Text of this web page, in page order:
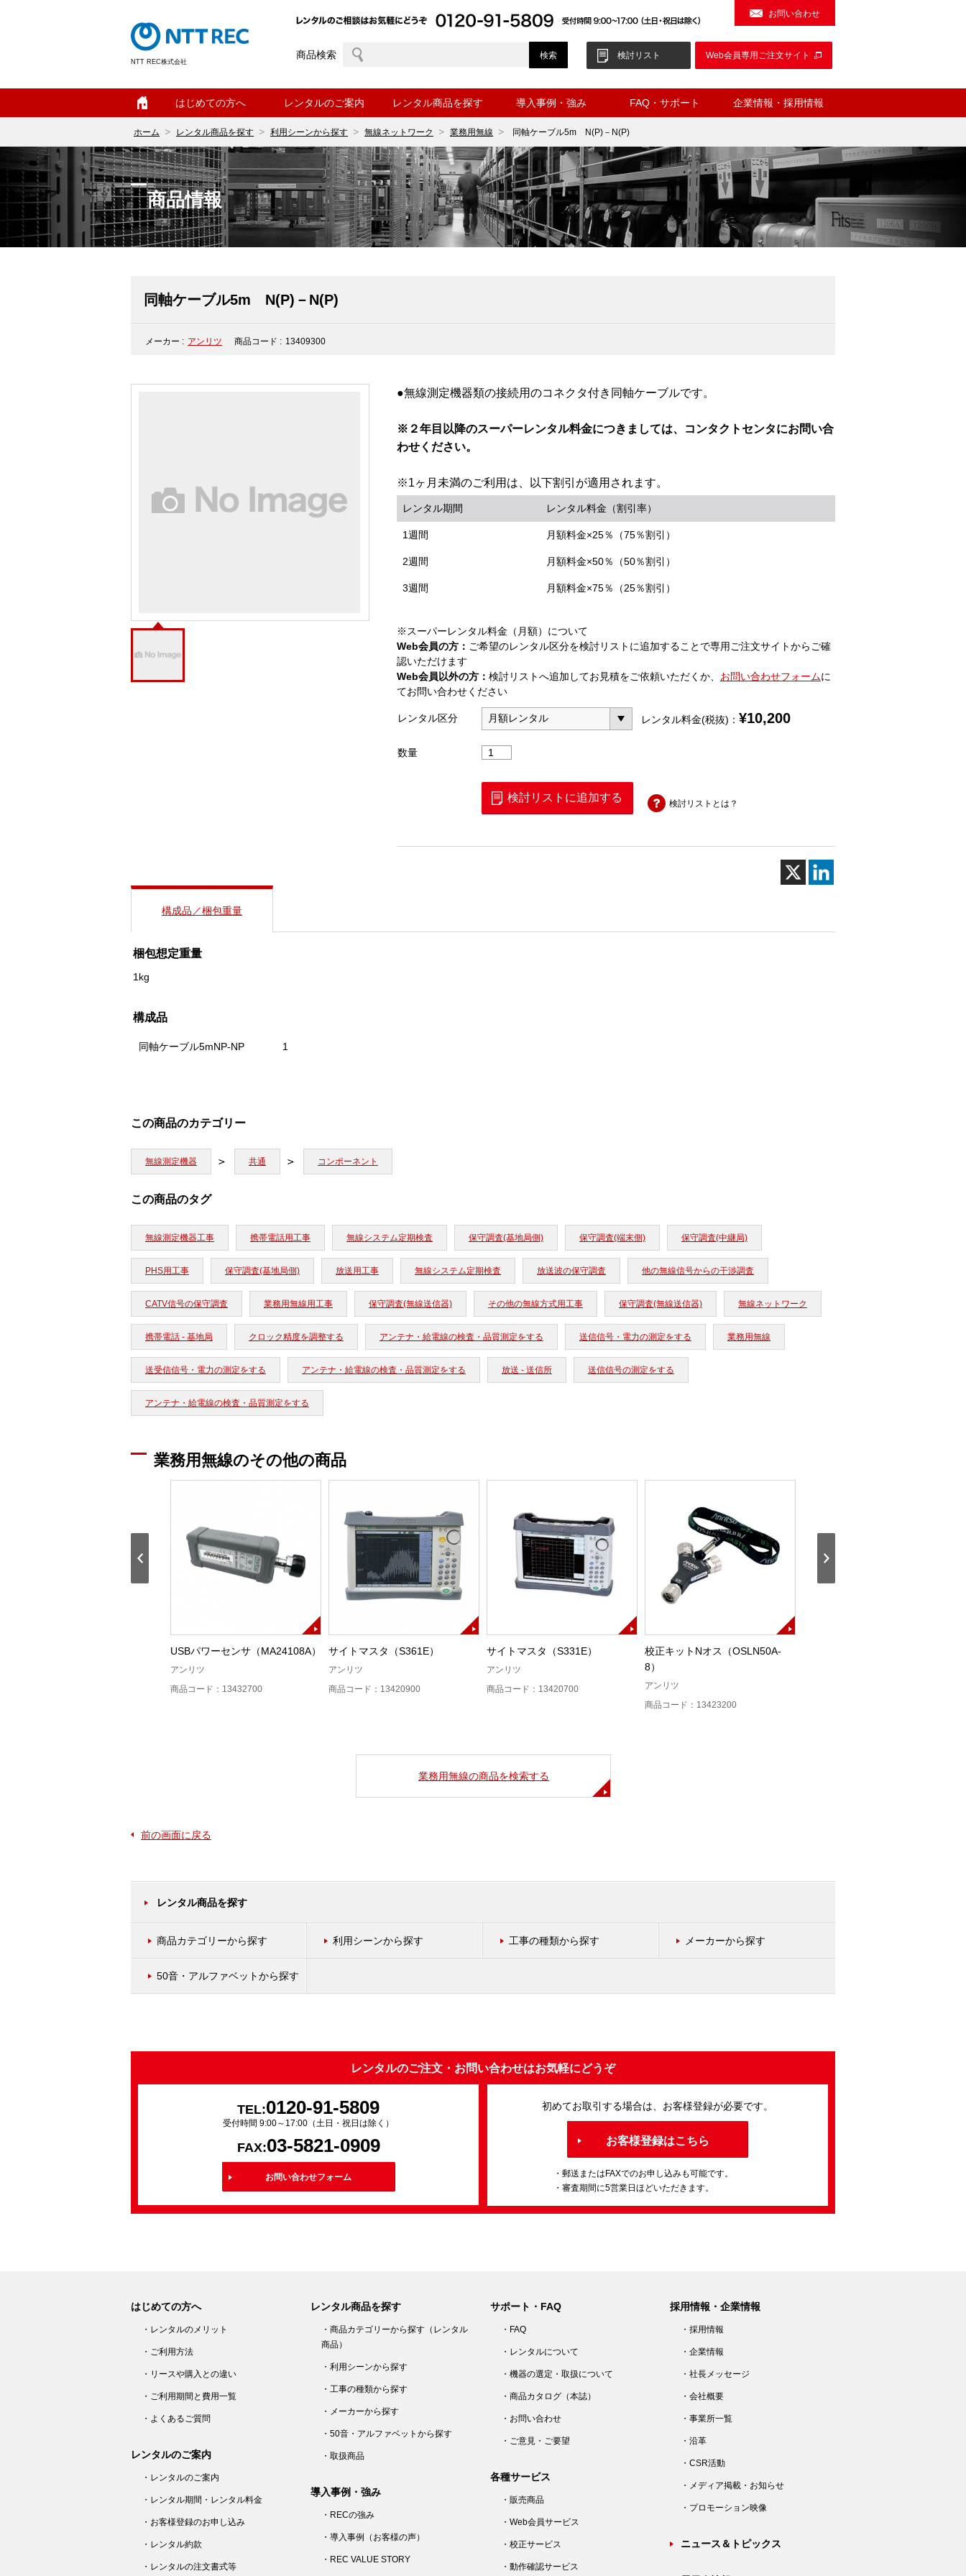
NTT REC株式会社
お問い合わせ
商品検索 検討リスト Web会員専用ご注文サイト
はじめての方へ レンタルのご案内 レンタル商品を探す 導入事例・強み FAQ・サポート 企業情報・採用情報
ホーム レンタル商品を探す 利用シーンから探す 無線ネットワーク 業務用無線 同軸ケーブル5m N(P)－N(P)
商品情報
同軸ケーブル5m N(P)－N(P)
メーカー : アンリツ 商品コード : 13409300
●無線測定機器類の接続用のコネクタ付き同軸ケーブルです。
※２年目以降のスーパーレンタル料金につきましては、コンタクトセンタにお問い合
わせください。
※1ヶ月未満のご利用は、以下割引が適用されます。
レンタル期間 レンタル料金（割引率）
1週間 月額料金×25％（75％割引）
2週間 月額料金×50％（50％割引）
3週間 月額料金×75％（25％割引）
※スーパーレンタル料金（月額）について
Web会員の方： ご希望のレンタル区分を検討リストに追加することで専用ご注文サイトからご確
認いただけます
Web会員以外の方： 検討リストへ追加してお見積をご依頼いただくか、 お問い合わせフォームに
てお問い合わせください
レンタル区分 レンタル料金(税抜)： ¥10,200
数量
同
ケ
ブ
検討リストに追加する 検討リストとは？
構成品／梱包重量
梱包想定重量
1kg
構成品
同軸ケーブル5mNP-NP 1
この商品のカテゴリー
無線測定機器 共通 コンポーネント
この商品のタグ
無線測定機器工事 携帯電話用工事 無線システム定期検査 保守調査(基地局側) 保守調査(端末側) 保守調査(中継局)
PHS用工事 保守調査(基地局側) 放送用工事 無線システム定期検査 放送波の保守調査 他の無線信号からの干渉調査
CATV信号の保守調査 業務用無線用工事 保守調査(無線送信器) その他の無線方式用工事 保守調査(無線送信器) 無線ネットワーク
携帯電話 - 基地局 クロック精度を調整する アンテナ・給電線の検査・品質測定をする 送信信号・電力の測定をする 業務用無線
送受信信号・電力の測定をする アンテナ・給電線の検査・品質測定をする 放送 - 送信所 送信信号の測定をする
アンテナ・給電線の検査・品質測定をする
業務用無線のその他の商品
USBパワーセンサ（MA24108A）
アンリツ
商品コード：13432700
サイトマスタ（S361E）
アンリツ
商品コード：13420900
サイトマスタ（S331E）
アンリツ
商品コード：13420700
校正キットNオス（OSLN50A-
8）
アンリツ
商品コード：13423200
業務用無線の商品を検索する
前の画面に戻る
レンタル商品を探す
商品カテゴリーから探す 利用シーンから探す 工事の種類から探す メーカーから探す
50音・アルファベットから探す
レンタルのご注文・お問い合わせはお気軽にどうぞ
TEL:0120-91-5809
受付時間 9:00～17:00（土日・祝日は除く）
FAX:03-5821-0909
お問い合わせフォーム
初めてお取引する場合は、お客様登録が必要です。
お客様登録はこちら
・郵送またはFAXでのお申し込みも可能です。
・審査期間に5営業日ほどいただきます。
はじめての方へ
・レンタルのメリット
・ご利用方法
・リースや購入との違い
・ご利用期間と費用一覧
・よくあるご質問
レンタルのご案内
・レンタルのご案内
・レンタル期間・レンタル料金
・お客様登録のお申し込み
・レンタル約款
・レンタルの注文書式等
レンタル商品を探す
・商品カテゴリーから探す（レンタル
商品）
・利用シーンから探す
・工事の種類から探す
・メーカーから探す
・50音・アルファベットから探す
・取扱商品
導入事例・強み
・RECの強み
・導入事例（お客様の声）
・REC VALUE STORY
サポート・FAQ
・FAQ
・レンタルについて
・機器の選定・取扱について
・商品カタログ（本誌）
・お問い合わせ
・ご意見・ご要望
各種サービス
・販売商品
・Web会員サービス
・校正サービス
・動作確認サービス
採用情報・企業情報
・採用情報
・企業情報
・社長メッセージ
・会社概要
・事業所一覧
・沿革
・CSR活動
・メディア掲載・お知らせ
・プロモーション映像
ニュース＆トピックス